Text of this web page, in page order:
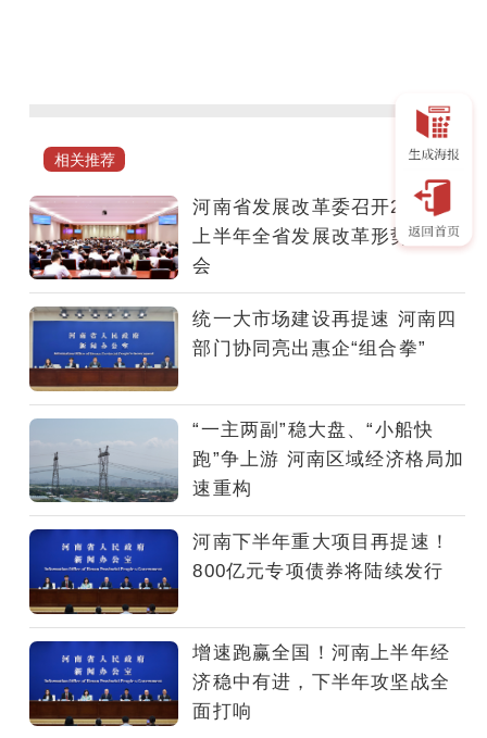
今，
南
养
老
彻
底
破
传
统
老
模
式，
居
家
烟
到
机
相关推荐
河南省发展改革委召开2026年
上半年全省发展改革形势通报
会
统一大市场建设再提速 河南四
部门协同亮出惠企“组合拳”
“一主两副”稳大盘、“小船快
跑”争上游 河南区域经济格局加
速重构
河南下半年重大项目再提速！
800亿元专项债券将陆续发行
增速跑赢全国！河南上半年经
济稳中有进，下半年攻坚战全
面打响